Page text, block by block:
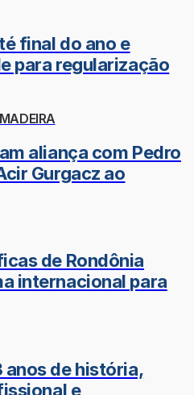
final do ano e
para regularização
aliança com Pedro
Gurgacz ao
de Rondônia
internacional para
anos de história,
e